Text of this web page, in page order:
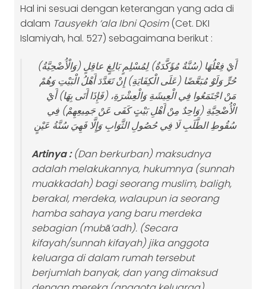
Hal ini sesuai dengan keterangan yang ada di
dalam Tausyekh ‘ala Ibni Qosim(Cet. DKI
Islamiyah, hal. 527) sebagaimana berikut :
(وَالْأُضْحِيَّةُ) أَيْ فِعْلُهَا (سُنَّةٌ مُؤَكَّدَةٌ) لِمُسْلِمٍ بَالِغٍ عاقِلٍ
حُرٍّ وَلَوْ مُبَعَّضًا (عَلَى الْكِفَايَةِ) إِنْ تَعَدَّدَ أَهْلُ الْبَيْتِ وَهُمْ
مَنْ اجْتَمَعُوا فِي الْعِيشَةِ وَالْعِشْرَةِ، (فَإِذَا أَتَى بِهَا) أَيْ
الْأُضْحِيَّةِ (وَاحِدٌ مِنْ أَهْلِ بَيْتٍ كَفَى عَنْ جَمِيعِهِمْ) فِي
سُقُوطِ الطَّلَبِ لَا فِي حُصُولِ الثَّوَابِ وَإِلَّا فَهِيَ سُنَّةُ عَيْنٍ
Artinya :(Dan berkurban) maksudnya
adalah melakukannya, hukumnya (sunnah
muakkadah) bagi seorang muslim, baligh,
berakal, merdeka, walaupun ia seorang
hamba sahaya yang baru merdeka
sebagian (mubā’adh). (Secara
kifayah/sunnah kifayah) jika anggota
keluarga di dalam rumah tersebut
berjumlah banyak, dan yang dimaksud